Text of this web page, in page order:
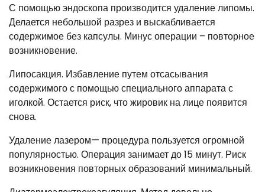
С помощью эндоскопа производится удаление липомы.
Делается небольшой разрез и выскабливается
содержимое без капсулы. Минус операции – повторное
возникновение.
Липосакция. Избавление путем отсасывания
содержимого с помощью специального аппарата с
иголкой. Остается риск, что жировик на лице появится
снова.
Удаление лазером— процедура пользуется огромной
популярностью. Операция занимает до 15 минут. Риск
возникновения повторных образований минимальный.